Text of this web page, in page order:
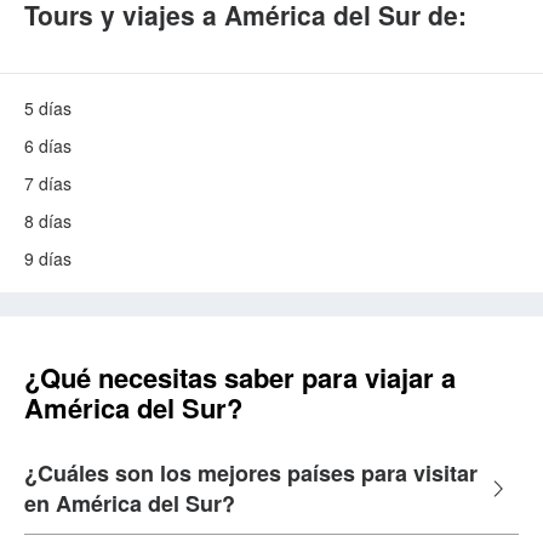
Tours y viajes a América del Sur de:
5 días
6 días
7 días
8 días
9 días
¿Qué necesitas saber para viajar a
América del Sur?
¿Cuáles son los mejores países para visitar
en América del Sur?